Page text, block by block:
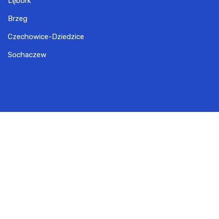
Brzeg
Czechowice-Dziedzice
Sochaczew